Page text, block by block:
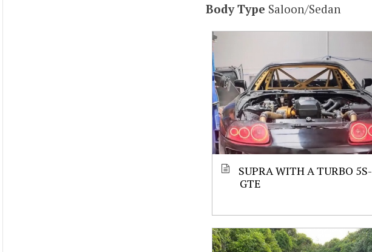
Body Type Saloon/Sedan
SUPRA WITH A TURBO 5S-
GTE